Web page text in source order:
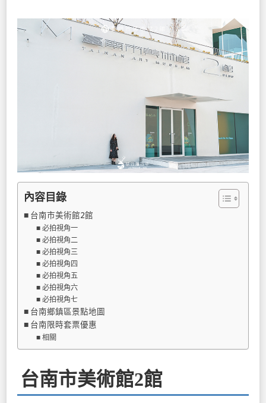
內容目錄
台南市美術館2館
必拍視角一
必拍視角二
必拍視角三
必拍視角四
必拍視角五
必拍視角六
必拍視角七
台南鄉鎮區景點地圖
台南限時套票優惠
相關
台南市美術館2館